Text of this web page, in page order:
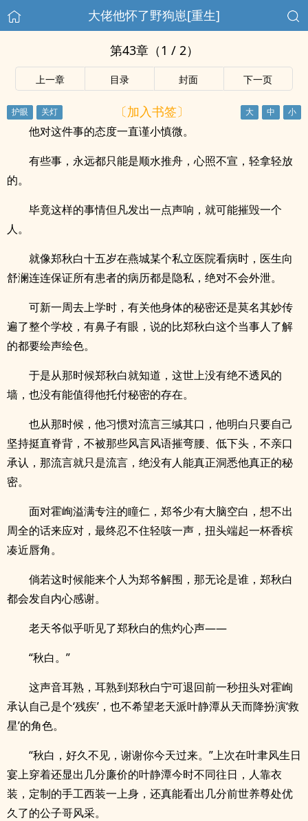
大佬他怀了野狗崽[重生]
第43章（1 / 2）
上一章 目录 封面 下一页
〔加入书签〕
他对这件事的态度一直谨小慎微。
有些事，永远都只能是顺水推舟，心照不宣，轻拿轻放
的。
毕竟这样的事情但凡发出一点声响，就可能摧毁一个
人。
就像郑秋白十五岁在燕城某个私立医院看病时，医生向
舒澜连连保证所有患者的病历都是隐私，绝对不会外泄。
可新一周去上学时，有关他身体的秘密还是莫名其妙传
遍了整个学校，有鼻子有眼，说的比郑秋白这个当事人了解
的都要绘声绘色。
于是从那时候郑秋白就知道，这世上没有绝不透风的
墙，也没有能值得他托付秘密的存在。
也从那时候，他习惯对流言三缄其口，他明白只要自己
坚持挺直脊背，不被那些风言风语摧弯腰、低下头，不亲口
承认，那流言就只是流言，绝没有人能真正洞悉他真正的秘
密。
面对霍峋溢满专注的瞳仁，郑爷少有大脑空白，想不出
周全的话来应对，最终忍不住轻咳一声，扭头端起一杯香槟
凑近唇角。
倘若这时候能来个人为郑爷解围，那无论是谁，郑秋白
都会发自内心感谢。
老天爷似乎听见了郑秋白的焦灼心声——
“秋白。”
这声音耳熟，耳熟到郑秋白宁可退回前一秒扭头对霍峋
承认自己是个‘残疾’，也不希望老天派叶静潭从天而降扮演‘救
星’的角色。
“秋白，好久不见，谢谢你今天过来。”上次在叶聿风生日
宴上穿着还显出几分廉价的叶静潭今时不同往日，人靠衣
装，定制的手工西装一上身，还真能看出几分前世养尊处优
久了的公子哥风采。